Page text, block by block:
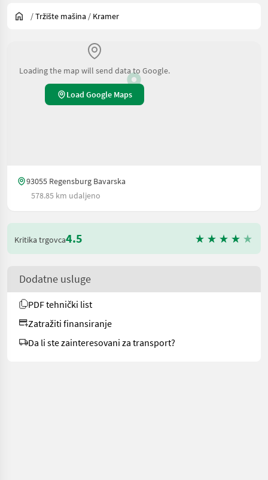
/Tržište mašina / Kramer
Loading the map will send data to Google.
Load Google Maps
93055 Regensburg Bavarska
578.85 km udaljeno
Kritika trgovca4.5
Dodatne usluge
PDF tehnički list
Zatražiti finansiranje
Da li ste zainteresovani za transport?